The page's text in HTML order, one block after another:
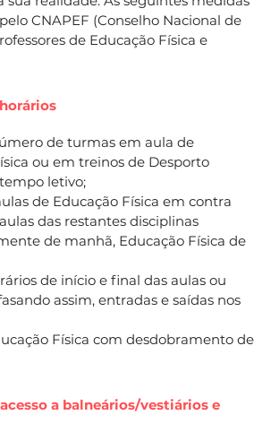
CNAPEF (Conselho Nacional de
de Educação Física e
de turmas em aula de
ou em treinos de Desporto
letivo;
de Educação Física em contra
das restantes disciplinas
de manhã, Educação Física de
de início e final das aulas ou
assim, entradas e saídas nos
Física com desdobramento de
a balneários/vestiários e